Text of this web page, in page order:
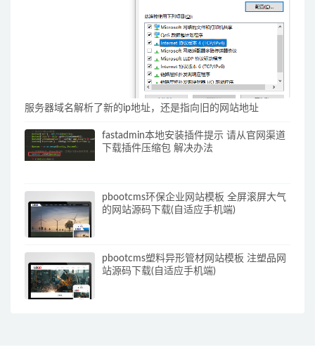
服务器域名解析了新的ip地址，还是指向旧的网站地址
fastadmin本地安装插件提示 请从官网渠道
下载插件压缩包 解决办法
pbootcms环保企业网站模板 全屏滚屏大气
的网站源码下载(自适应手机端)
pbootcms塑料异形管材网站模板 注塑品网
站源码下载(自适应手机端)